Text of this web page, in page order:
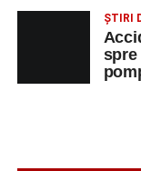
4–6
Fest, la
Accident
Regelui.
Biciclist de
ȘTIRI
spre